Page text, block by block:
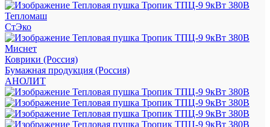
Тепломаш
СтЭко
Миснет
Коврики (Россия)
Бумажная продукция (Россия)
АНОЛИТ